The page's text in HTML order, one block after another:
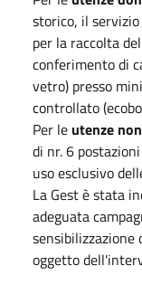
storico, il
per la raccolta
conferimento di
vetro) presso
controllato
Per le utenze
di nr. 6
uso esclusivo
La Gest è stata
adeguata
oggetto